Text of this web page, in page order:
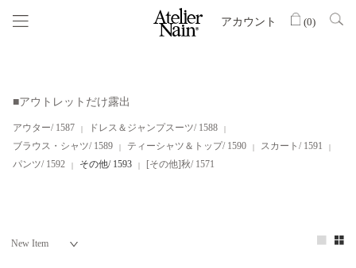
アカウント (0)
■アウトレットだけ露出
アウター/ 1587
ドレス＆ジャンプスーツ/ 1588
ブラウス・シャツ/ 1589
ティーシャツ＆トップ/ 1590
スカート/ 1591
パンツ/ 1592
その他/ 1593 [その他]秋/ 1571